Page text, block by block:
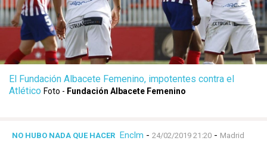
El Fundación Albacete Femenino, impotentes contra el
Atlético Foto - Fundación Albacete Femenino
NO HUBO NADA QUE HACER Enclm - 24/02/2019 21:20 - Madrid